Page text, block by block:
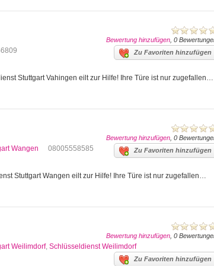
Bewertung hinzufügen , 0
Zu Favoriten hinzufügen
Stuttgart Vahingen eilt zur Hilfe! Ihre Türe ist nur zugefallen…
Bewertung hinzufügen , 0
Wangen Zu Favoriten hinzufügen
08005558585
Stuttgart Wangen eilt zur Hilfe! Ihre Türe ist nur zugefallen…
Bewertung hinzufügen , 0
Weilimdorf, Schlüsseldienst Weilimdorf
Zu Favoriten hinzufügen